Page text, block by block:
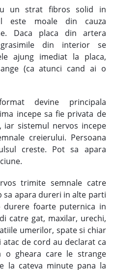
un strat fibros solid in
este moale din cauza
Daca placa din artera
din interior se
ajung imediat la placa,
(ca atunci cand ai o
devine principala
incepe sa fie privata de
iar sistemul nervos incepe
creierului. Persoana
creste. Pot sa apara
trimite semnale catre
sa apara dureri in alte parti
durere foarte puternica in
catre gat, maxilar, urechi,
umerilor, spate si chiar
de cord au declarat ca
o gheara care le strange
la cateva minute pana la